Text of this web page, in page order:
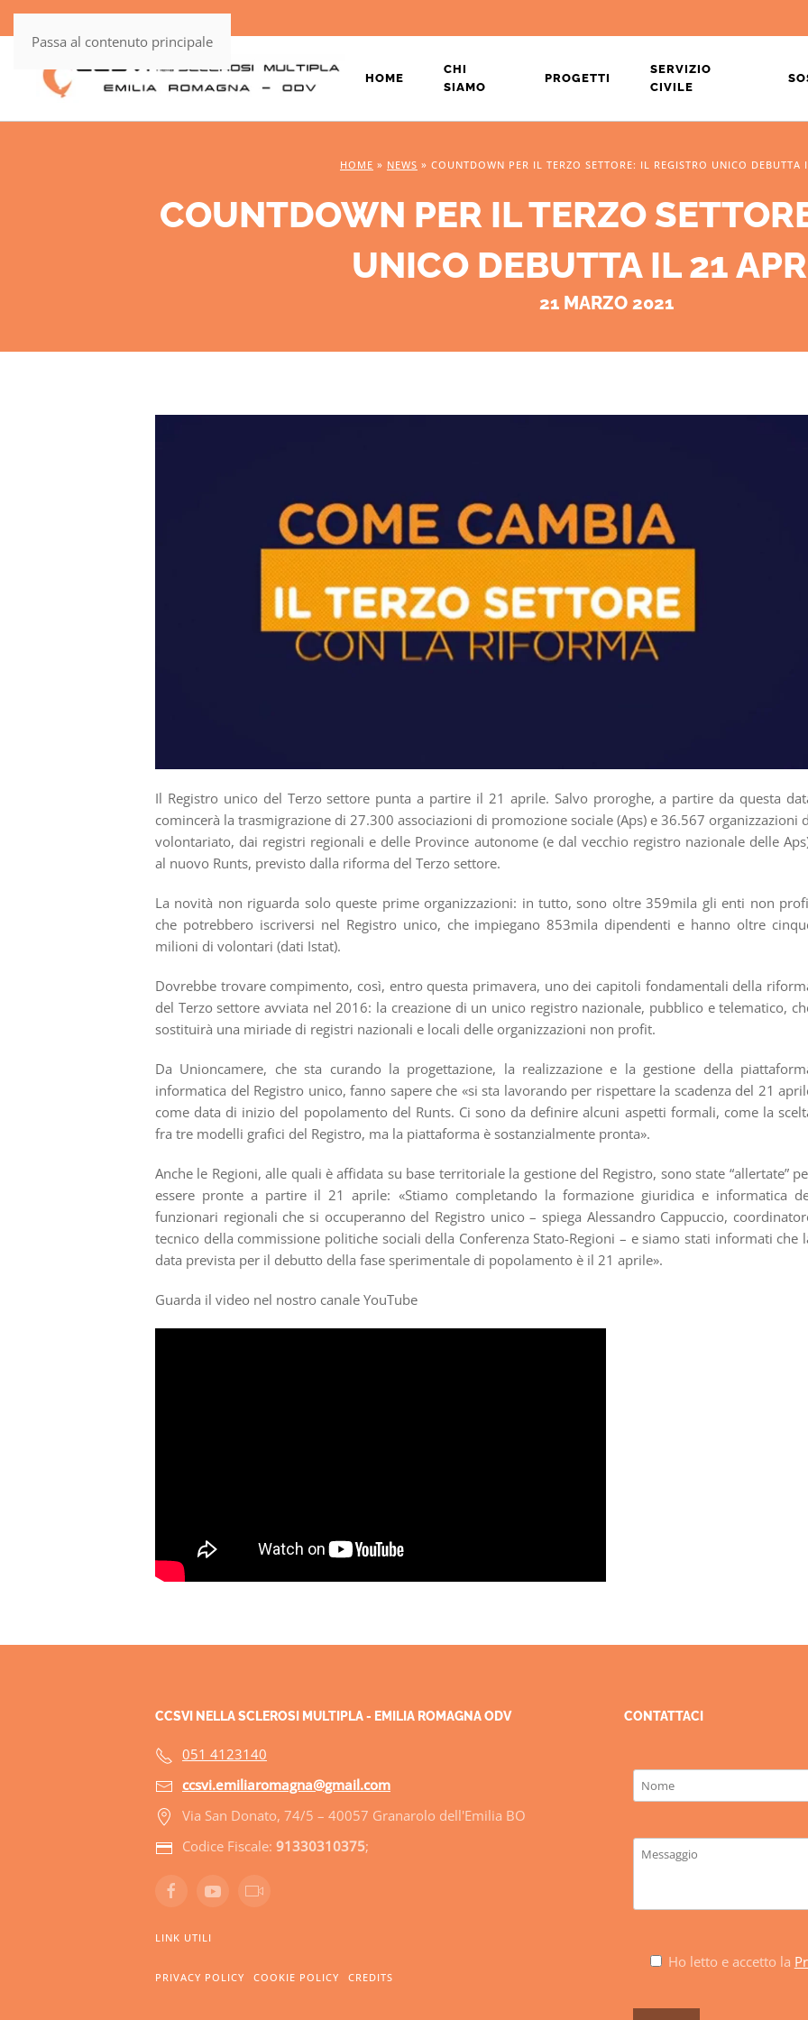
Passa al contenuto principale
HOME
CHI
SIAMO
PROGETTI
SERVIZIO
CIVILE
HOME » NEWS » COUNTDOWN PER IL TERZO SETTORE: IL REGISTRO UNICO DEBUTTA
COUNTDOWN PER IL TERZO
UNICO DEBUTTA IL 21
21 MARZO 2021
Il Registro unico del Terzo settore punta a partire il 21 aprile. Salvo proroghe, a partire da questa
comincerà la trasmigrazione di 27.300 associazioni di promozione sociale (Aps) e 36.567 organizzazioni
volontariato, dai registri regionali e delle Province autonome (e dal vecchio registro nazionale delle
al nuovo Runts, previsto dalla riforma del Terzo settore.
La novità non riguarda solo queste prime organizzazioni: in tutto, sono oltre 359mila gli enti non
che potrebbero iscriversi nel Registro unico, che impiegano 853mila dipendenti e hanno oltre
milioni di volontari (dati Istat).
Dovrebbe trovare compimento, così, entro questa primavera, uno dei capitoli fondamentali della
del Terzo settore avviata nel 2016: la creazione di un unico registro nazionale, pubblico e telematico,
sostituirà una miriade di registri nazionali e locali delle organizzazioni non profit.
Da Unioncamere, che sta curando la progettazione, la realizzazione e la gestione della
informatica del Registro unico, fanno sapere che «si sta lavorando per rispettare la scadenza del 21
come data di inizio del popolamento del Runts. Ci sono da definire alcuni aspetti formali, come la
fra tre modelli grafici del Registro, ma la piattaforma è sostanzialmente pronta».
Anche le Regioni, alle quali è affidata su base territoriale la gestione del Registro, sono state “allertate”
essere pronte a partire il 21 aprile: «Stiamo completando la formazione giuridica e informatica
funzionari regionali che si occuperanno del Registro unico – spiega Alessandro Cappuccio,
tecnico della commissione politiche sociali della Conferenza Stato-Regioni – e siamo stati informati che
data prevista per il debutto della fase sperimentale di popolamento è il 21 aprile».
Guarda il video nel nostro canale YouTube
CCSVI NELLA SCLEROSI MULTIPLA - EMILIA ROMAGNA ODV
051 4123140
ccsvi.emiliaromagna@gmail.com
Via San Donato, 74/5 – 40057 Granarolo dell'Emilia BO
Codice Fiscale: 91330310375;
LINK UTILI
PRIVACY POLICY COOKIE POLICY CREDITS
CONTATTACI
Ho letto e accetto la